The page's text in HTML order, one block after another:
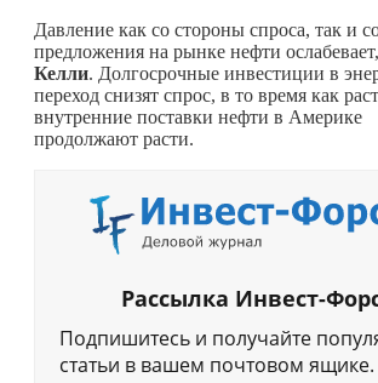
Давление как со стороны спроса, так и
предложения на рынке нефти
Келли. Долгосрочные инвестиции в
переход снизят спрос, в то время как
внутренние поставки нефти в Америке
продолжают расти.
Рассылка Инвест-
Подпишитесь и получайте
статьи в вашем почтовом ящике.